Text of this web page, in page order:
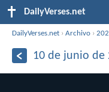
DailyVerses.net
DailyVerses.net ›Archivo ›
10 de junio de